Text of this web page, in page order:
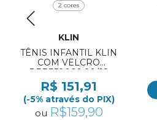
2 cores
KLIN
TÊNIS INFANTIL KLIN
COM VELCRO
REF:358009 20/22
R$ 151,91
(-5% através do PIX)
ou R$159,90